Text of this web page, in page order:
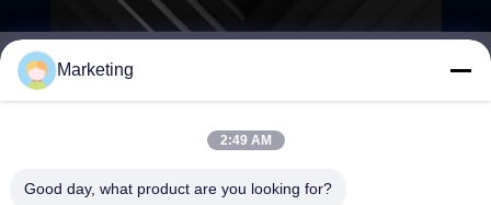
marketing@hwashi.com
Marketing
2:49 AM
Good day, what product are you looking for?